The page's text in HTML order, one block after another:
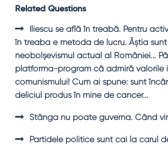
Related Questions
Iliescu se află în treabă. Pentru
în treaba e metoda de lucru. Ăştia
neobolşevismul actual al României...
platforma-program că admiră valorile
comunismului! Cum ai spune: sunt
deliciul produs în mine de cancer...
Stânga nu poate guverna. Când
Partidele politice sunt cai la carul